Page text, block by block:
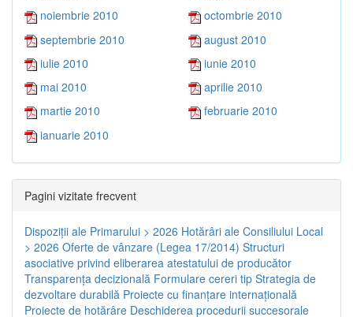
noiembrie 2010
octombrie 2010
septembrie 2010
august 2010
iulie 2010
iunie 2010
mai 2010
aprilie 2010
martie 2010
februarie 2010
ianuarie 2010
Pagini vizitate frecvent
Dispoziţii ale Primarului > 2026 Hotărâri ale Consiliului Local
> 2026 Oferte de vânzare (Legea 17/2014) Structuri
asociative privind eliberarea atestatului de producător
Transparenţa decizională Formulare cereri tip Strategia de
dezvoltare durabilă Proiecte cu finanţare internaţională
Proiecte de hotărâre Deschiderea procedurii succesorale